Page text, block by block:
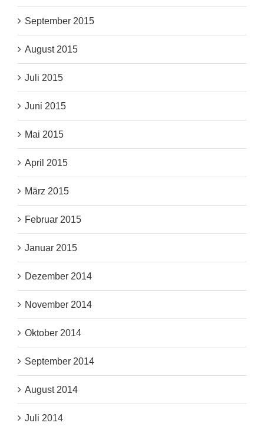
September 2015
August 2015
Juli 2015
Juni 2015
Mai 2015
April 2015
März 2015
Februar 2015
Januar 2015
Dezember 2014
November 2014
Oktober 2014
September 2014
August 2014
Juli 2014